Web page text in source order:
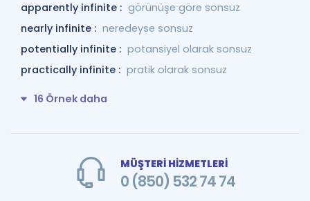
apparently infinite : görünüşe göre sonsuz
nearly infinite : neredeyse sonsuz
potentially infinite : potansiyel olarak sonsuz
practically infinite : pratik olarak sonsuz
16 Örnek daha
MÜŞTERİ HİZMETLERİ
0 (850) 532 74 74